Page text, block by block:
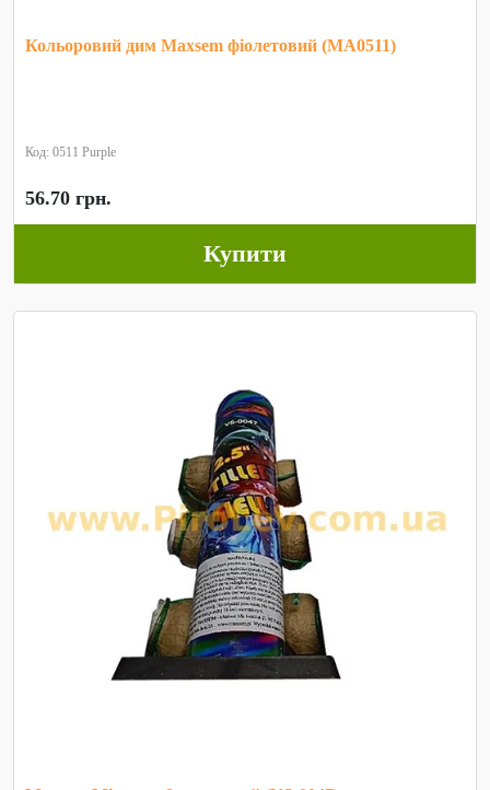
Кольоровий дим Maxsem фіолетовий (MA0511)
Код: 0511 Purple
56.70 грн.
Купити